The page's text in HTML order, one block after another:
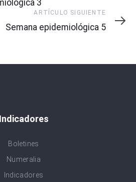
3
Artículo
Siguiente
ARTÍCULO SIGUIENTE
Semana epidemiológica 5
Indicadores
Boletines
Numeralia
Indicadores